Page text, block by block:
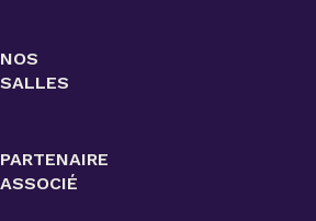
NOS
SALLES
PARTENAIRE
ASSOCIÉ